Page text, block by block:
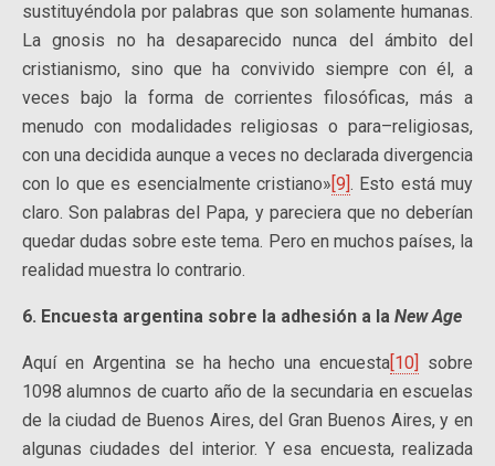
sustituyéndola por palabras que son solamente humanas.
La gnosis no ha desaparecido nunca del ámbito del
cristianismo, sino que ha convivido siempre con él, a
veces bajo la forma de corrientes filosóficas, más a
menudo con modalidades religiosas o para–religiosas,
con una decidida aunque a veces no declarada divergencia
con lo que es esencialmente cristiano»[9]. Esto está muy
claro. Son palabras del Papa, y pareciera que no deberían
quedar dudas sobre este tema. Pero en muchos países, la
realidad muestra lo contrario.
6. Encuesta argentina sobre la adhesión a la New Age
Aquí en Argentina se ha hecho una encuesta[10] sobre
1098 alumnos de cuarto año de la secundaria en escuelas
de la ciudad de Buenos Aires, del Gran Buenos Aires, y en
algunas ciudades del interior. Y esa encuesta, realizada